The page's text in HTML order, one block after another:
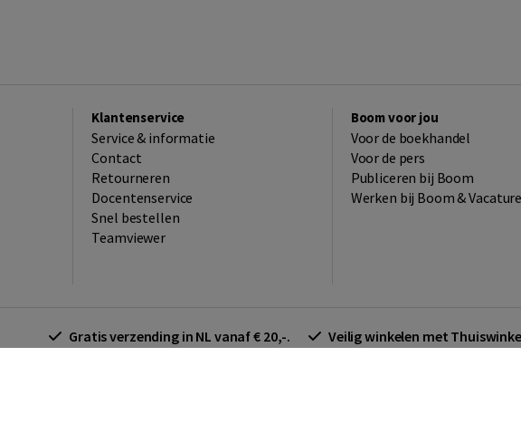
Klantenservice
Service & informatie
Contact
Retourneren
Docentenservice
Snel bestellen
Teamviewer
Boom voor jou
Voor de boekhandel
Voor de pers
Publiceren bij Boom
Werken bij Boom &
Gratis verzending in NL vanaf € 20,-. Veilig winkelen met